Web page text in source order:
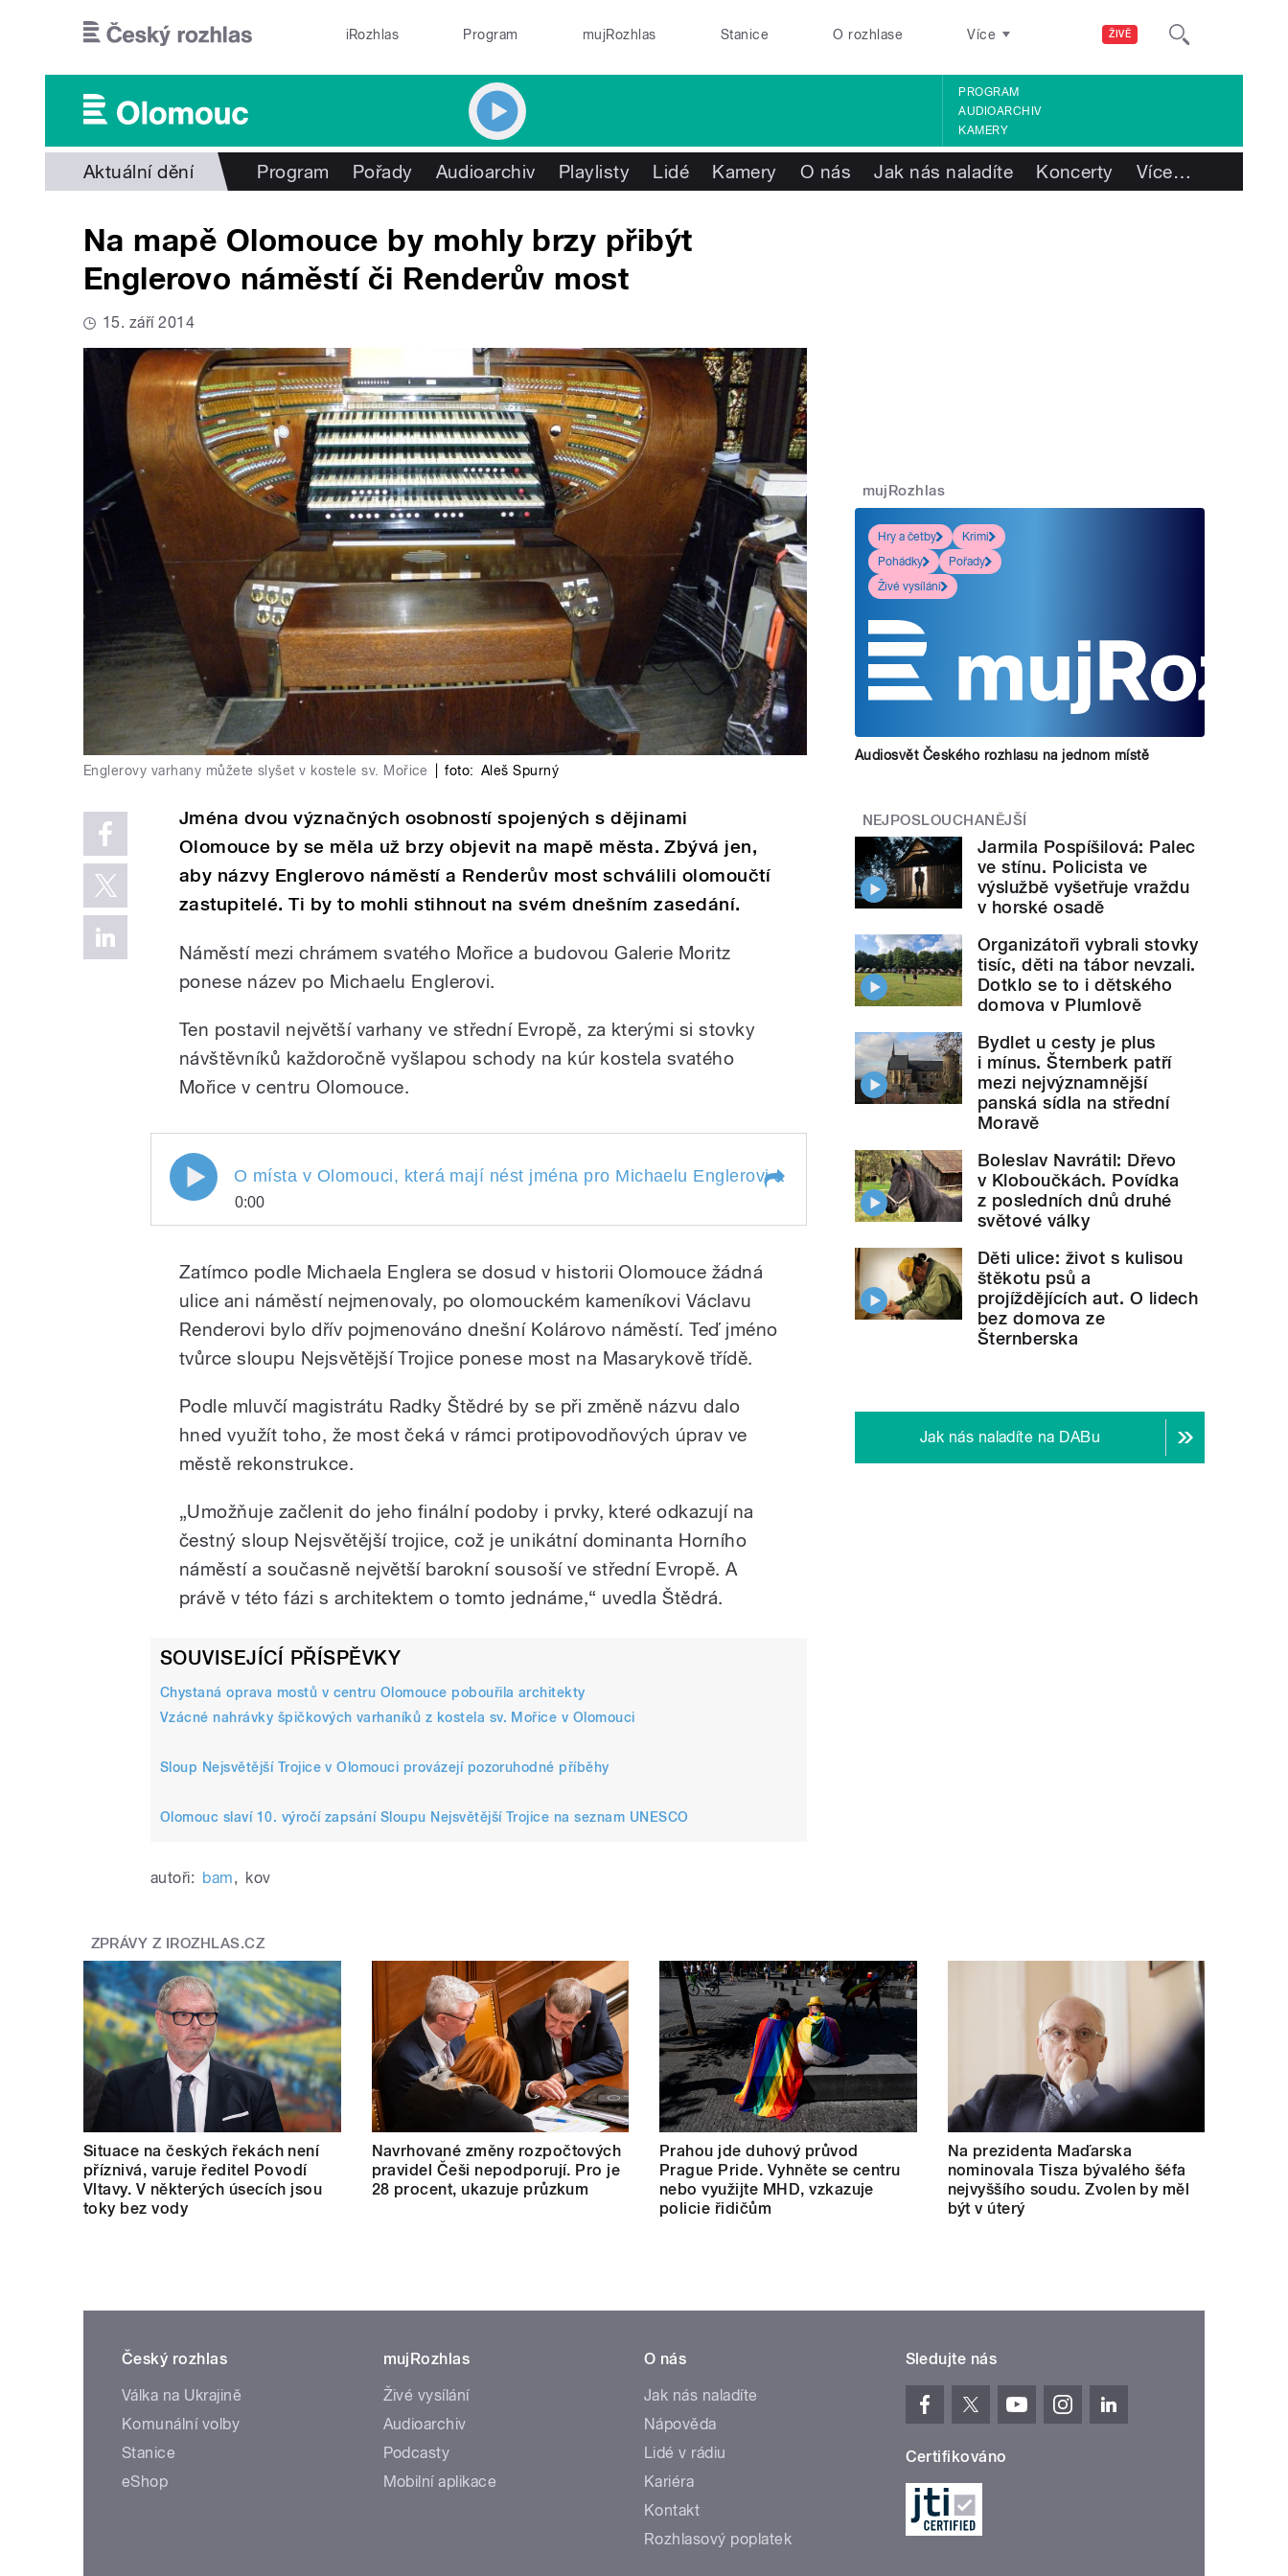
ŽIVĚ
iRozhlas Program mujRozhlas Stanice O rozhlase Více
PROGRAM
AUDIOARCHIV
KAMERY
Aktuální dění Program Pořady Audioarchiv Playlisty Lidé Kamery O nás Jak nás naladíte Koncerty Více…
Na mapě Olomouce by mohly brzy přibýt
Englerovo náměstí či Renderův most
15. září 2014
Englerovy varhany můžete slyšet v kostele sv. Mořice foto: Aleš Spurný
Jména dvou význačných osobností spojených s dějinami
Olomouce by se měla už brzy objevit na mapě města. Zbývá jen,
aby názvy Englerovo náměstí a Renderův most schválili olomoučtí
zastupitelé. Ti by to mohli stihnout na svém dnešním zasedání.
Náměstí mezi chrámem svatého Mořice a budovou Galerie Moritz
ponese název po Michaelu Englerovi.
Ten postavil největší varhany ve střední Evropě, za kterými si stovky
návštěvníků každoročně vyšlapou schody na kúr kostela svatého
Mořice v centru Olomouce.
O místa v Olomouci, která mají nést jména pro Michaelu
Englerovi a Václavu Renderovi, se zajímala redaktorka Blanka
O místa v Olomouci, která mají nést jména pro Michaelu Englerovi a Václavu Renderovi, se zajímala redaktorka Blanka
0:00
pro Michaelu Englerovi a Václavu
Renderovi, se zajímala redaktorka Blanka
Zatímco podle Michaela Englera se dosud v historii Olomouce žádná
ulice ani náměstí nejmenovaly, po olomouckém kameníkovi Václavu
Renderovi bylo dřív pojmenováno dnešní Kolárovo náměstí. Teď jméno
tvůrce sloupu Nejsvětější Trojice ponese most na Masarykově třídě.
Podle mluvčí magistrátu Radky Štědré by se při změně názvu dalo
hned využít toho, že most čeká v rámci protipovodňových úprav ve
městě rekonstrukce.
„Umožňuje začlenit do jeho finální podoby i prvky, které odkazují na
čestný sloup Nejsvětější trojice, což je unikátní dominanta Horního
náměstí a současně největší barokní sousoší ve střední Evropě. A
právě v této fázi s architektem o tomto jednáme,“ uvedla Štědrá.
SOUVISEJÍCÍ PŘÍSPĚVKY
Chystaná oprava mostů v centru Olomouce pobouřila architekty
Vzácné nahrávky špičkových varhaníků z kostela sv. Mořice v Olomouci
Sloup Nejsvětější Trojice v Olomouci provázejí pozoruhodné příběhy
Olomouc slaví 10. výročí zapsání Sloupu Nejsvětější Trojice na seznam UNESCO
autoři: bam, kov
mujRozhlas
Hry a četby
Krimi
Pohádky
Pořady
Živé vysílání
Audiosvět Českého rozhlasu na jednom místě
NEJPOSLOUCHANĚJŠÍ
Jarmila Pospíšilová: Palec
ve stínu. Policista ve
výslužbě vyšetřuje vraždu
v horské osadě
Organizátoři vybrali stovky
tisíc, děti na tábor nevzali.
Dotklo se to i dětského
domova v Plumlově
Bydlet u cesty je plus
i mínus. Šternberk patří
mezi nejvýznamnější
panská sídla na střední
Moravě
Boleslav Navrátil: Dřevo
v Kloboučkách. Povídka
z posledních dnů druhé
světové války
Děti ulice: život s kulisou
štěkotu psů a
projíždějících aut. O lidech
bez domova ze
Šternberska
Jak nás naladíte na DABu
ZPRÁVY Z IROZHLAS.CZ
Situace na českých řekách není
příznivá, varuje ředitel Povodí
Vltavy. V některých úsecích jsou
toky bez vody
Navrhované změny rozpočtových
pravidel Češi nepodporují. Pro je
28 procent, ukazuje průzkum
Prahou jde duhový průvod
Prague Pride. Vyhněte se centru
nebo využijte MHD, vzkazuje
policie řidičům
Na prezidenta Maďarska
nominovala Tisza bývalého šéfa
nejvyššího soudu. Zvolen by měl
být v úterý
Český rozhlas
Válka na Ukrajině
Komunální volby
Stanice
eShop
mujRozhlas
Živé vysílání
Audioarchiv
Podcasty
Mobilní aplikace
O nás
Jak nás naladíte
Nápověda
Lidé v rádiu
Kariéra
Kontakt
Rozhlasový poplatek
Sledujte nás
Certifikováno